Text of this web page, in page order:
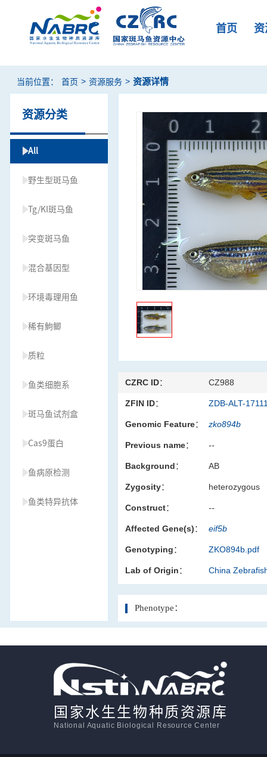
首页
当前位置： 首页 > 资源服务 > 资源详情
资源分类
All
野生型斑马鱼
Tg/KI斑马鱼
突变斑马鱼
混合基因型
环境毒理用鱼
稀有鮈鲫
质粒
鱼类细胞系
斑马鱼试剂盒
Cas9蛋白
鱼病原检测
鱼类特异抗体
CZRC ID： CZ988
ZFIN ID： ZDB-ALT-
Genomic Feature： zko894b
Previous name： --
Background： AB
Zygosity： heterozygous
Construct： --
Affected Gene(s)： eif5b
Genotyping： ZKO894b.pdf
Lab of Origin： China
Phenotype：
国家水生生物种质资源库
National Aquatic Biological Resource Center